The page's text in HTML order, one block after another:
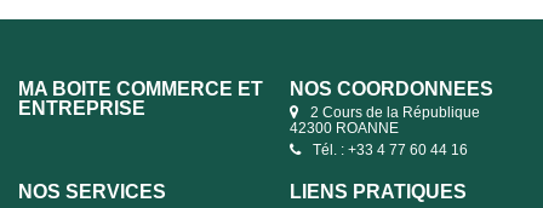
MA BOITE COMMERCE ET
ENTREPRISE
NOS COORDONNÉES
2 Cours de la République
42300 ROANNE
Tél. : +33 4 77 60 44 16
NOS SERVICES LIENS PRATIQUES